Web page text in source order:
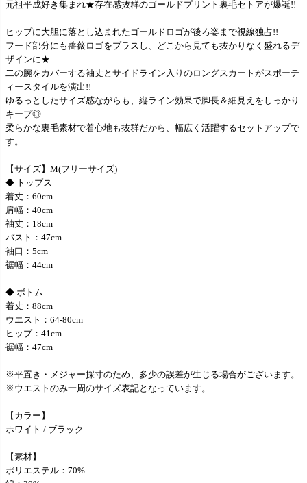
元祖平成好き集まれ★存在感抜群のゴールドプリント裏毛セトアが爆誕!!
ヒップに大胆に落とし込まれたゴールドロゴが後ろ姿まで視線独占!!
フード部分にも薔薇ロゴをプラスし、どこから見ても抜かりなく盛れるデ
ザインに★
二の腕をカバーする袖丈とサイドライン入りのロングスカートがスポーテ
ィースタイルを演出!!
ゆるっとしたサイズ感ながらも、縦ライン効果で脚長＆細見えをしっかり
キープ◎
柔らかな裏毛素材で着心地も抜群だから、幅広く活躍するセットアップで
す。
【サイズ】M(フリーサイズ)
◆ トップス
着丈：60cm
肩幅：40cm
袖丈：18cm
バスト：47cm
袖口：5cm
裾幅：44cm
◆ ボトム
着丈：88cm
ウエスト：64-80cm
ヒップ：41cm
裾幅：47cm
※平置き・メジャー採寸のため、多少の誤差が生じる場合がございます。
※ウエストのみ一周のサイズ表記となっています。
【カラー】
ホワイト / ブラック
【素材】
ポリエステル：70%